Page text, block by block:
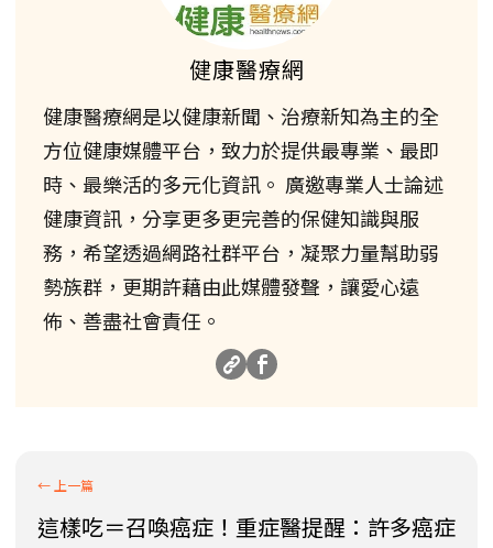
健康醫療網
健康醫療網是以健康新聞、治療新知為主的全
方位健康媒體平台，致力於提供最專業、最即
時、最樂活的多元化資訊。 廣邀專業人士論述
健康資訊，分享更多更完善的保健知識與服
務，希望透過網路社群平台，凝聚力量幫助弱
勢族群，更期許藉由此媒體發聲，讓愛心遠
佈、善盡社會責任。
這樣吃＝召喚癌症！重症醫提醒：許多癌症